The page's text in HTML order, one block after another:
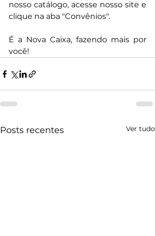
nosso catálogo, acesse nosso site e
clique na aba "Convênios".
É a Nova Caixa, fazendo mais por
você!
Posts recentes Ver tudo